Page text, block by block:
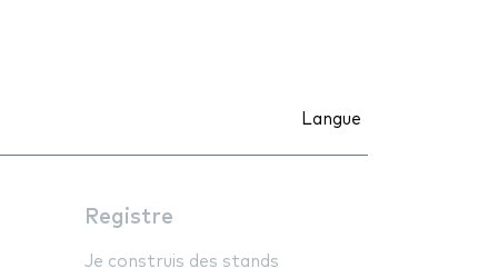
Langue
Registre
Je construis des stands